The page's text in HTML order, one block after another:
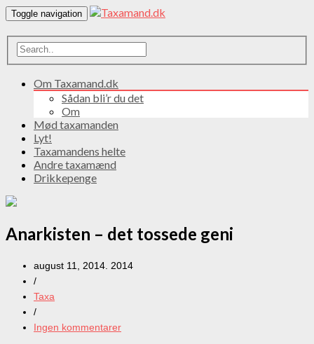
Toggle navigation
Om Taxamand.dk
Sådan bli’r du det
Om
Mød taxamanden
Lyt!
Taxamandens helte
Andre taxamænd
Drikkepenge
Anarkisten – det tossede geni
august 11, 2014. 2014
/
Taxa
/
Ingen kommentarer